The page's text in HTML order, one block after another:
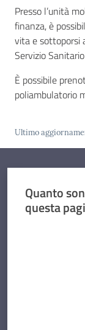
Concorsi
Istituti
formazione
Contatti
Presso l’unità
finanza, è
vita e sottoporsi
Servizio
È possibile
poliambulatorio
Ultimo
Quanto
questa